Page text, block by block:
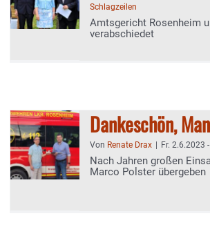
Schlagzeilen
Amtsgericht Rosenheim
verabschiedet
Dankeschön,
Von Renate Drax Fr. 2.6.2023
Nach Jahren großen
Marco Polster übergeben